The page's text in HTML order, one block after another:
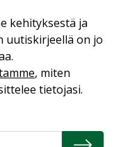
yhteen”
kehityksestä ja
uutiskirjeellä on jo
, miten
tietojasi.